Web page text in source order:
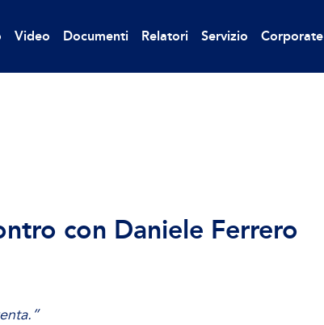
Video Documenti Relatori Servizio Corporate
con Daniele Ferrero